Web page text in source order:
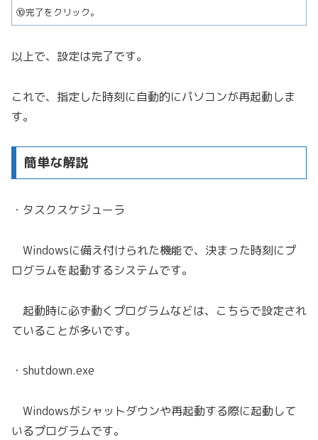
⑩完了をクリック。
以上で、設定は完了です。
これで、指定した時刻に自動的にパソコンが再起動しま
す。
簡単な解説
・タスクスケジューラ
Windowsに備え付けられた機能で、決まった時刻にプ
ログラムを起動するシステムです。
起動時に必ず動くプログラムなどは、こちらで設定され
ていることが多いです。
・shutdown.exe
Windowsがシャットダウンや再起動する際に起動して
いるプログラムです。